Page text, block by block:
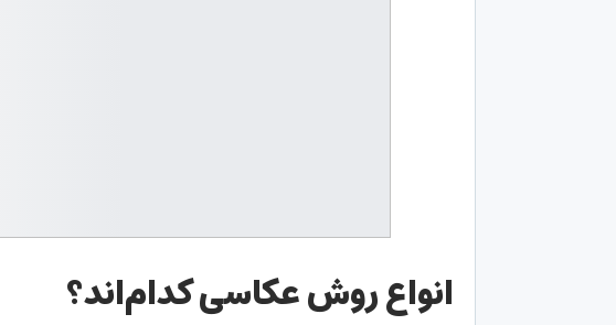
انواع روش عکاسی کدام‌اند؟